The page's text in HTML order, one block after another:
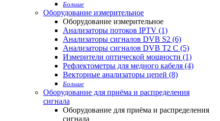
Больше
Оборудование измерительное
Оборудование измерительное
Анализаторы потоков IPTV (1)
Анализаторы сигналов DVB S2 (6)
Анализаторы сигналов DVB T2 С (5)
Измерители оптической мощности (1)
Рефлектометры для медного кабеля (4)
Векторные анализаторы цепей (8)
Больше
Оборудование для приёма и распределения
сигнала
Оборудование для приёма и распределения
сигнала